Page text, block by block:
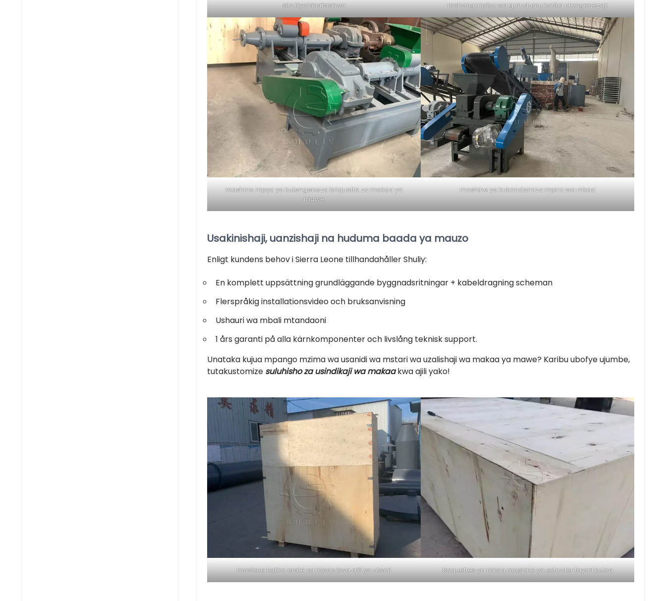
silo iliyobinafsishwa mchanganyiko wa gurudumu katika utengenezaji
mashine mpya ya kutengeneza briquette za makaa ya
mawe
mashine ya kukandamiza mpira wa mkaa
Usakinishaji, uanzishaji na huduma baada ya mauzo
Enligt kundens behov i Sierra Leone tillhandahåller Shuliy:
En komplett uppsättning grundläggande byggnadsritningar + kabeldragning scheman
Flerspråkig installationsvideo och bruksanvisning
Ushauri wa mbali mtandaoni
1 års garanti på alla kärnkomponenter och livslång teknisk support.
Unataka kujua mpango mzima wa usanidi wa mstari wa uzalishaji wa makaa ya mawe? Karibu ubofye ujumbe,
tutakustomize suluhisho za usindikaji wa makaakwa ajili yako!
mashine katika crate ya mbao kwa ajili ya utoaji briquettes ya mkaa mashine ya extruder tayari kutoa